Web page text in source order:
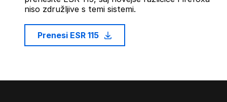
niso združljive s temi sistemi.
Prenesi ESR 115